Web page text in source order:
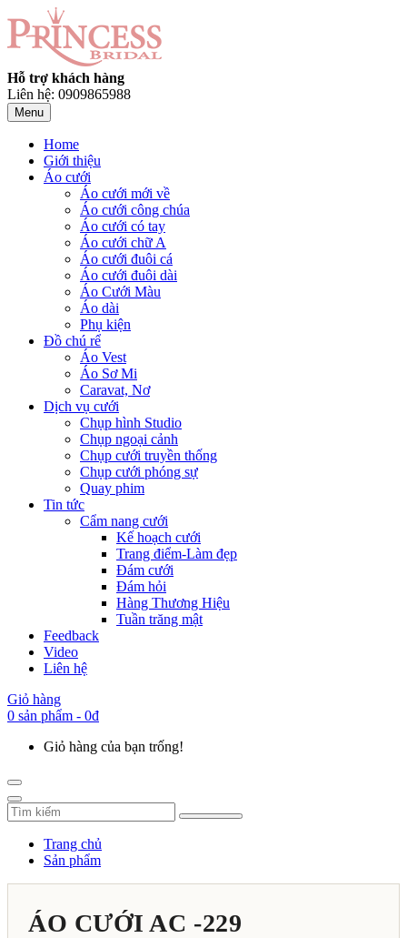
Hỗ trợ khách hàng
Liên hệ: 0909865988
Menu
Home
Giới thiệu
Áo cưới
Áo cưới mới về
Áo cưới công chúa
Áo cưới có tay
Áo cưới chữ A
Áo cưới đuôi cá
Áo cưới đuôi dài
Áo Cưới Màu
Áo dài
Phụ kiện
Đồ chú rể
Áo Vest
Áo Sơ Mi
Caravat, Nơ
Dịch vụ cưới
Chụp hình Studio
Chụp ngoại cảnh
Chụp cưới truyền thống
Chụp cưới phóng sự
Quay phim
Tin tức
Cẩm nang cưới
Kế hoạch cưới
Trang điểm-Làm đẹp
Đám cưới
Đám hỏi
Hàng Thương Hiệu
Tuần trăng mật
Feedback
Video
Liên hệ
Giỏ hàng
0 sản phẩm - 0đ
Giỏ hàng của bạn trống!
Trang chủ
Sản phẩm
ÁO CƯỚI AC -229